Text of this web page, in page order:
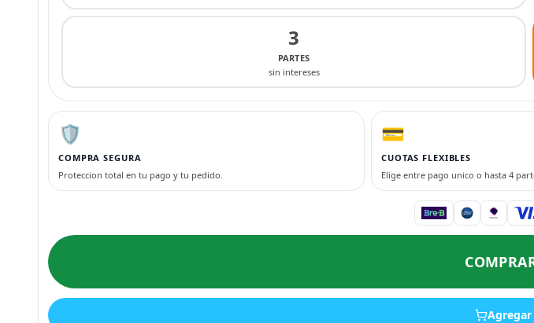
3
PARTES
sin intereses
🛡️
COMPRA SEGURA
Proteccion total en tu pago y tu pedido.
💳
CUOTAS FLEXIBLES
Elige entre pago unico o hasta 4